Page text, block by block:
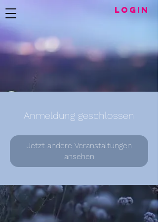
LogIN
Anmeldung geschlossen
Jetzt andere Veranstaltungen
ansehen